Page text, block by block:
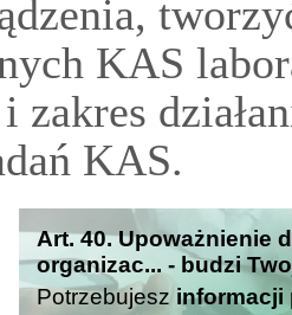
KAS
zakres
KAS.
Art. 40. Upoważnienie
organizac... - budzi
Potrzebujesz informacji